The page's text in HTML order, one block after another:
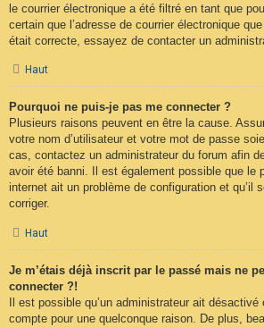
le courrier électronique a été filtré en tant que
certain que l’adresse de courrier électronique
était correcte, essayez de contacter un
Haut
Pourquoi ne puis-je pas me connecter ?
Plusieurs raisons peuvent en être la cause.
votre nom d’utilisateur et votre mot de passe
cas, contactez un administrateur du forum afin
avoir été banni. Il est également possible que le
internet ait un problème de configuration et qu’il
corriger.
Haut
Je m’étais déjà inscrit par le passé mais ne
connecter ?!
Il est possible qu’un administrateur ait
compte pour une quelconque raison. De plus,